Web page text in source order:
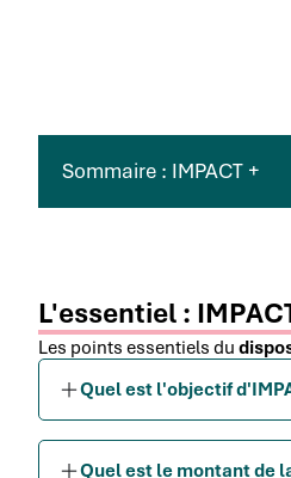
Sommaire : IMPACT +
L'essentiel :
Les points essentiels du
Quel est l'objectif
Quel est le montant de